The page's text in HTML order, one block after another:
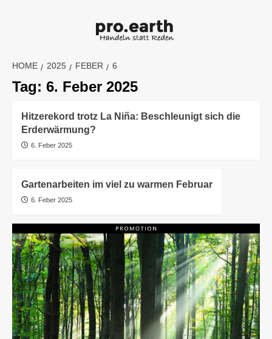
HOME 2025 FEBER 6
Tag: 6. Feber 2025
Hitzerekord trotz La Niña: Beschleunigt sich die
Erderwärmung?
6. Feber 2025
Gartenarbeiten im viel zu warmen Februar
6. Feber 2025